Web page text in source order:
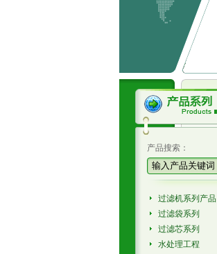
产品搜索：
过滤机系列产品
过滤袋系列
过滤芯系列
水处理工程